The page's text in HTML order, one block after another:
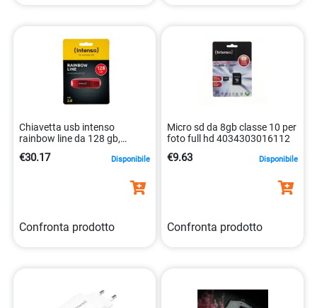
Chiavetta usb intenso
rainbow line da 128 gb,
4034303029976
€30.17 Disponibile
Confronta prodotto
Micro sd da 8gb classe 10 per
foto full hd 4034303016112
€9.63 Disponibile
Confronta prodotto